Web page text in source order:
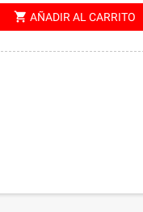
shopping_cart AÑADIR AL CARRITO